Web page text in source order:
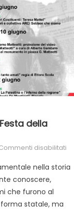
della
disabilitati
nella storia
conoscere,
che furono al
statale, ma